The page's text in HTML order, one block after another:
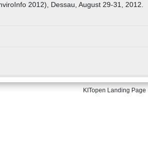
2012), Dessau, August 29-31, 2012.
KITopen Landing Page